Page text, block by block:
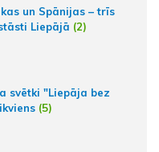
un Spānijas – trīs
Liepājā (2)
svētki "Liepāja bez
(5)